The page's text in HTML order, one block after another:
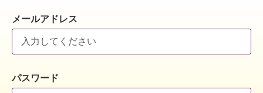
メールアドレス
パスワード